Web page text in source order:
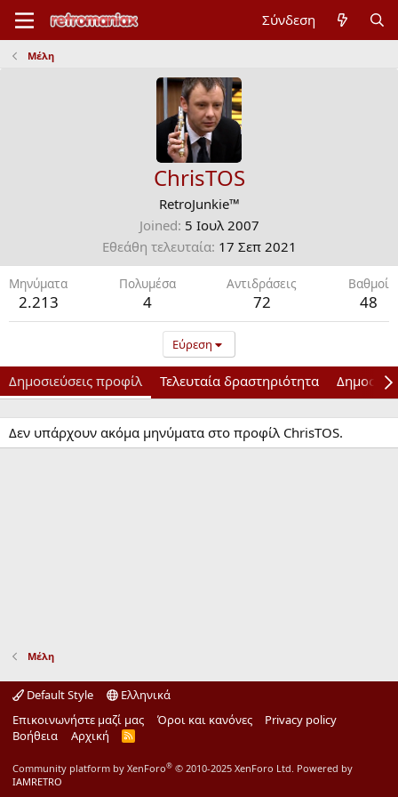
Σύνδεση
Μέλη
ChrisTOS
RetroJunkie™
Joined 5 Ιουλ 2007
Εθεάθη τελευταία 17 Σεπ 2021
Μηνύματα
2.213
Πολυμέσα
4
Αντιδράσεις
72
Bαθμοί
48
Εύρεση
Δημοσιεύσεις προφίλ Τελευταία δραστηριότητα
Δεν υπάρχουν ακόμα μηνύματα στο προφίλ ChrisTOS.
Μέλη
Default Style
Ελληνικά
Επικοινωνήστε μαζί μας
Όροι και κανόνες
Privacy policy
Βοήθεια
Αρχική
R
Community platform by XenForo® © 2010-2025 XenForo Ltd. Powered by
IAMRETRO